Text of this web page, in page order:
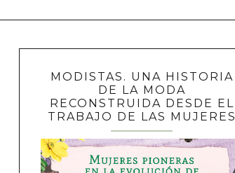
MODISTAS. UNA HISTORIA
DE LA MODA
RECONSTRUIDA DESDE EL
TRABAJO DE LAS MUJERES